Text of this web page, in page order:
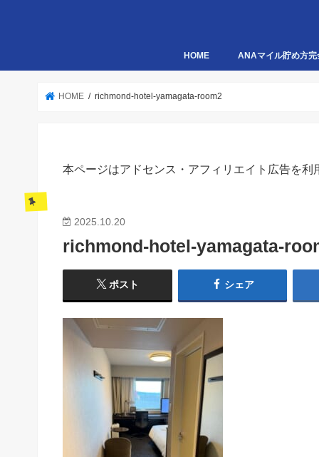
HOME ANAマイル貯め方完
HOME richmond-hotel-yamagata-room2
本ページはアドセンス・アフィリエイト広告を利
2025.10.20
richmond-hotel-yamagata-
ポスト シェア